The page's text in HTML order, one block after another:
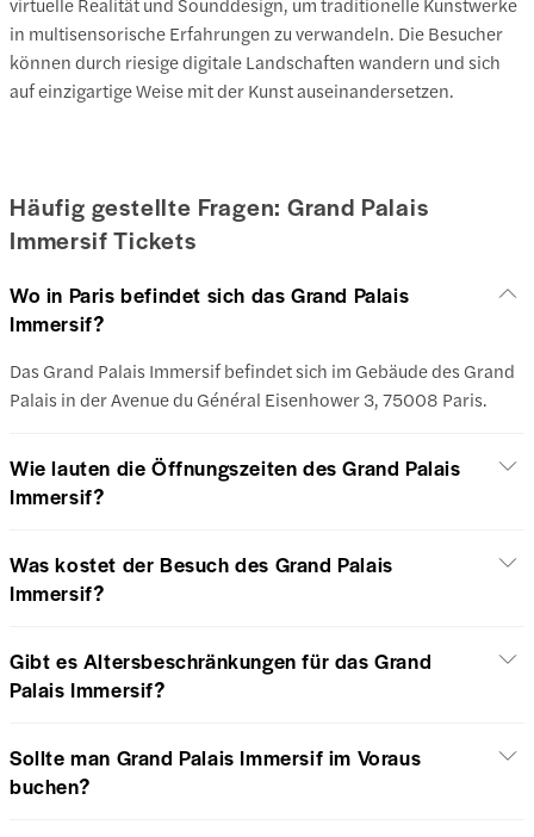
in multisensorische Erfahrungen zu verwandeln. Die Besucher
können durch riesige digitale Landschaften wandern und sich
auf einzigartige Weise mit der Kunst auseinandersetzen.
Häufig gestellte Fragen: Grand Palais
Immersif Tickets
Wo in Paris befindet sich das Grand Palais
Immersif?
Das Grand Palais Immersif befindet sich im Gebäude des Grand
Palais in der Avenue du Général Eisenhower 3, 75008 Paris.
Wie lauten die Öffnungszeiten des Grand Palais
Immersif?
Was kostet der Besuch des Grand Palais
Immersif?
Gibt es Altersbeschränkungen für das Grand
Palais Immersif?
Sollte man Grand Palais Immersif im Voraus
buchen?